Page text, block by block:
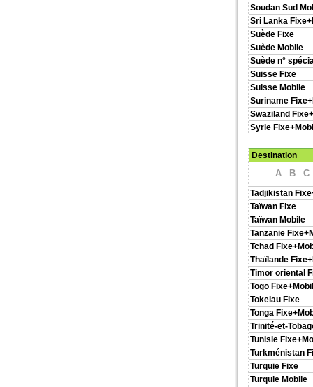
Soudan Sud
Sri Lanka
Suède Fixe
Suède Mobile
Suède n°
Suisse Fixe
Suisse Mobile
Suriname
Swaziland
Syrie
Destination
A B C
Tadjikistan
Taïwan Fixe
Taïwan Mobile
Tanzanie
Tchad
Thaïlande
Timor oriental
Togo
Tokelau Fixe
Tonga
Trinité-et-
Tunisie
Turkménistan
Turquie Fixe
Turquie Mobile